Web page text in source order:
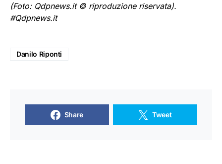
(Foto: Qdpnews.it © riproduzione riservata).
#Qdpnews.it
Danilo Riponti
Share Tweet